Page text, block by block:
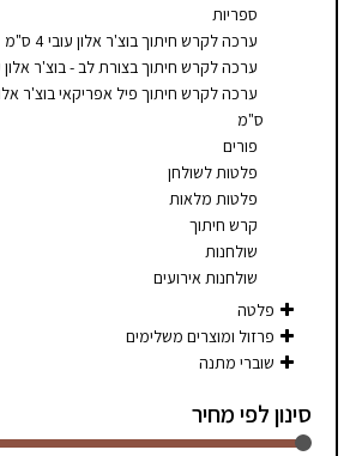
ספריות
ערכה לקרש חיתוך בוצ'ר אלון עובי 4 ס"מ
ערכה לקרש חיתוך בצורת לב - בוצ'ר אלון עובי
ס"מ
פורים
פלטות לשולחן
פלטות מלאות
קרש חיתוך
שולחנות
שולחנות אירועים
פלטה
פרזול ומוצרים משלימים
שוברי מתנה
סינון לפי מחיר